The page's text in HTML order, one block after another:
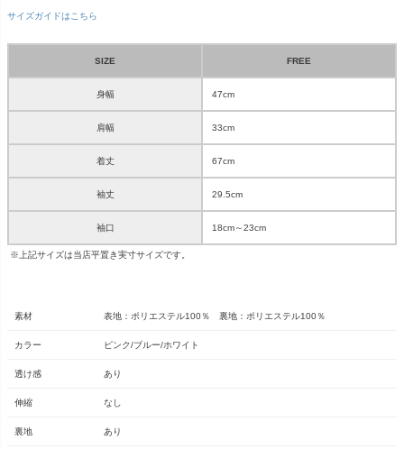
サイズガイドはこちら
SIZE FREE
身幅 47cm
肩幅 33cm
着丈 67cm
袖丈 29.5cm
袖口 18cm～23cm
※上記サイズは当店平置き実寸サイズです。
素材 表地：ポリエステル100％ 裏地：ポリエステル100％
カラー ピンク/ブルー/ホワイト
透け感 あり
伸縮 なし
裏地 あり